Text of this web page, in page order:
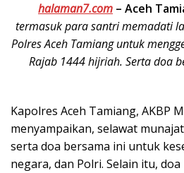
halaman7.com – Aceh
termasuk para santri memadati
Polres Aceh Tamiang untuk
Rajab 1444 hijriah. Serta doa
Kapolres Aceh Tamiang, AKBP
menyampaikan, selawat
serta doa bersama ini untuk
negara, dan Polri. Selain itu,